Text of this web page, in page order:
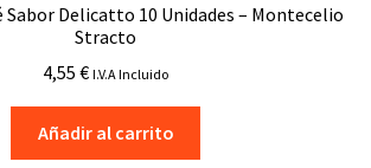
Sabor Delicatto 10 Unidades – Montecelio
Stracto
4,55 € I.V.A Incluido
Añadir al carrito